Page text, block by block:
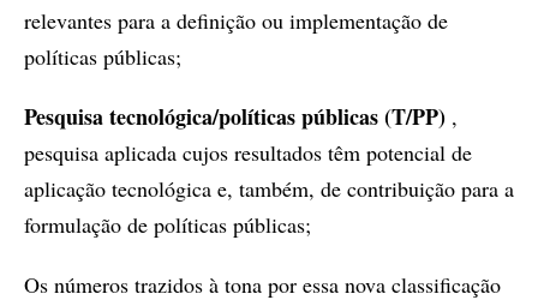
relevantes para a definição ou implementação de
políticas públicas;
Pesquisa tecnológica/políticas públicas (T/PP) ,
pesquisa aplicada cujos resultados têm potencial de
aplicação tecnológica e, também, de contribuição para a
formulação de políticas públicas;
Os números trazidos à tona por essa nova classificação